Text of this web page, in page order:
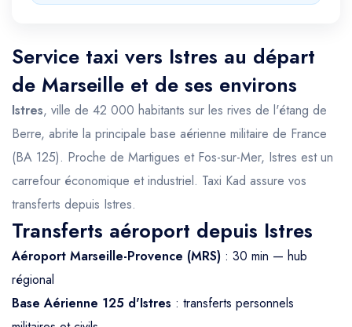
Service taxi vers Istres au départ
de Marseille et de ses environs
Istres, ville de 42 000 habitants sur les rives de l'étang de
Berre, abrite la principale base aérienne militaire de France
(BA 125). Proche de Martigues et Fos-sur-Mer, Istres est un
carrefour économique et industriel. Taxi Kad assure vos
transferts depuis Istres.
Transferts aéroport depuis Istres
Aéroport Marseille-Provence (MRS) : 30 min — hub
régional
Base Aérienne 125 d'Istres : transferts personnels